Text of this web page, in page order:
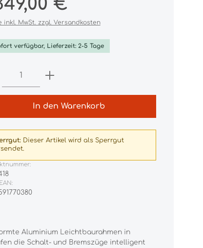
inkl. MwSt. zzgl. Versandkosten
verfügbar, Lieferzeit: 2-5 Tage
Anzahl: Gib den
In den Warenkorb
Dieser Artikel wird als Sperrgut
Aluminium Leichtbaurahmen in
die Schalt- und Bremszüge intelligent